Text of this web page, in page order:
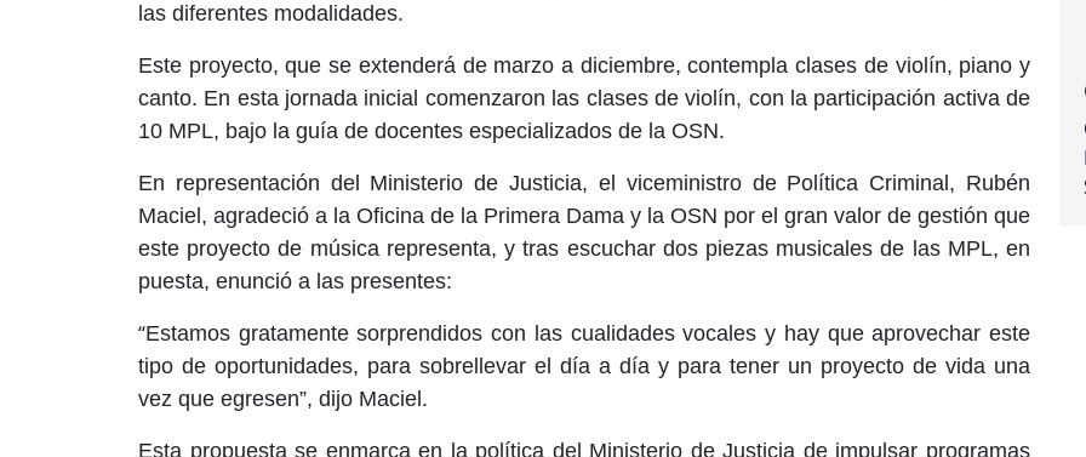
las diferentes modalidades.
Este proyecto, que se extenderá de marzo a diciembre, contempla clases de violín, piano y
canto. En esta jornada inicial comenzaron las clases de violín, con la participación activa de
10 MPL, bajo la guía de docentes especializados de la OSN.
En representación del Ministerio de Justicia, el viceministro de Política Criminal, Rubén
Maciel, agradeció a la Oficina de la Primera Dama y la OSN por el gran valor de gestión que
este proyecto de música representa, y tras escuchar dos piezas musicales de las MPL, en
puesta, enunció a las presentes:
“Estamos gratamente sorprendidos con las cualidades vocales y hay que aprovechar este
tipo de oportunidades, para sobrellevar el día a día y para tener un proyecto de vida una
vez que egresen”, dijo Maciel.
Esta propuesta se enmarca en la política del Ministerio de Justicia de impulsar programas